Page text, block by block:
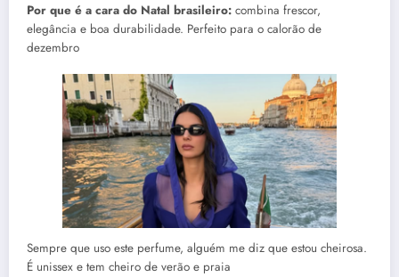
Por que é a cara do Natal brasileiro: combina frescor,
elegância e boa durabilidade. Perfeito para o calorão de
dezembro
Sempre que uso este perfume, alguém me diz que estou cheirosa.
É unissex e tem cheiro de verão e praia